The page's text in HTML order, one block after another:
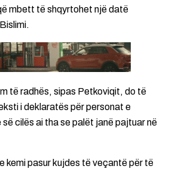
mbett të shqyrtohet një datë
të radhës, sipas Petkoviqit, do të
i deklaratës për personat e
cilës ai tha se palët janë pajtuar në
kemi pasur kujdes të veçantë për të